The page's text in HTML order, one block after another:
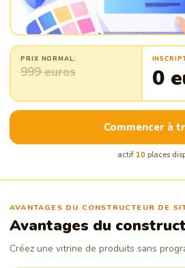
PRIX NORMAL:
999 euros 0
Commencer à
actif 10 places
AVANTAGES DU CONSTRUCTEUR DE
Avantages du
Créez une vitrine de produits sans